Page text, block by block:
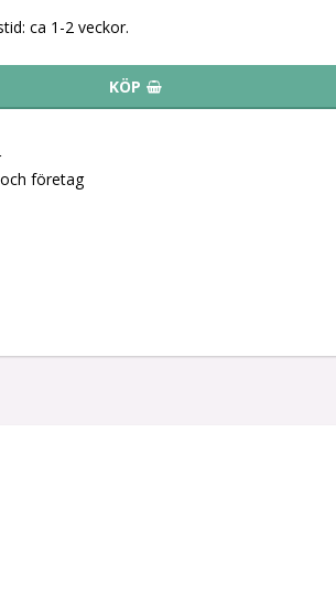
ca 1-2 veckor.
KÖP
företag